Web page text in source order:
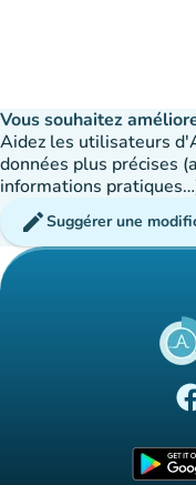
Vous souhaitez
Aidez les utilisateurs
données plus précises
informations
editSuggérer une